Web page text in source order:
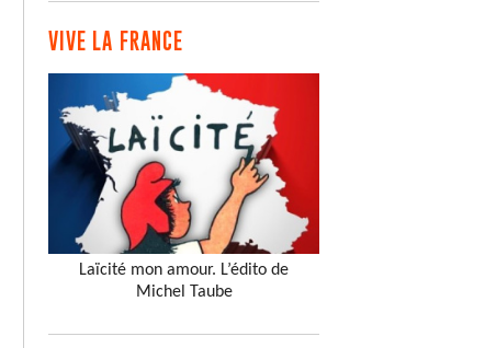
VIVE LA FRANCE
Laïcité mon amour. L’édito de
Michel Taube